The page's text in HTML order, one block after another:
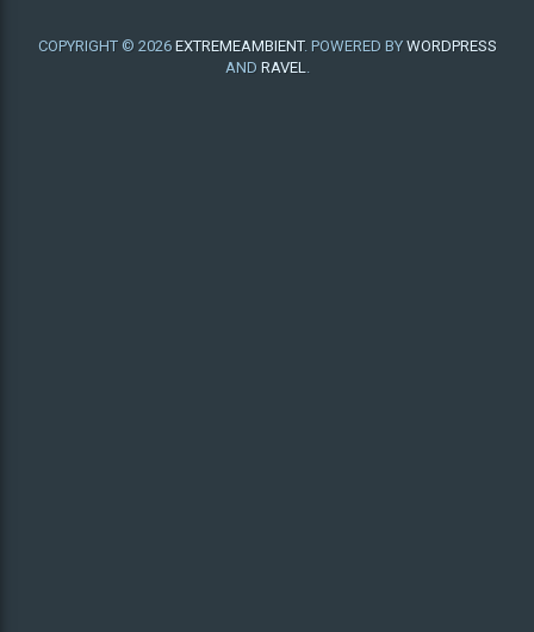
COPYRIGHT © 2026 EXTREMEAMBIENT. POWERED BY WORDPRESS
AND RAVEL.